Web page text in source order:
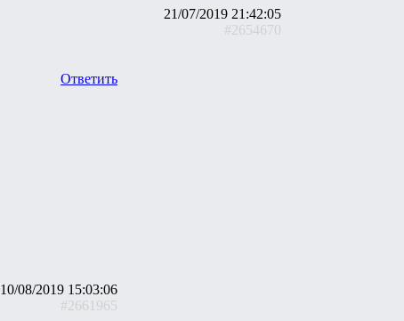
21/07/2019 21:42:05
#2654670
Ответить
10/08/2019 15:03:06
#2661965